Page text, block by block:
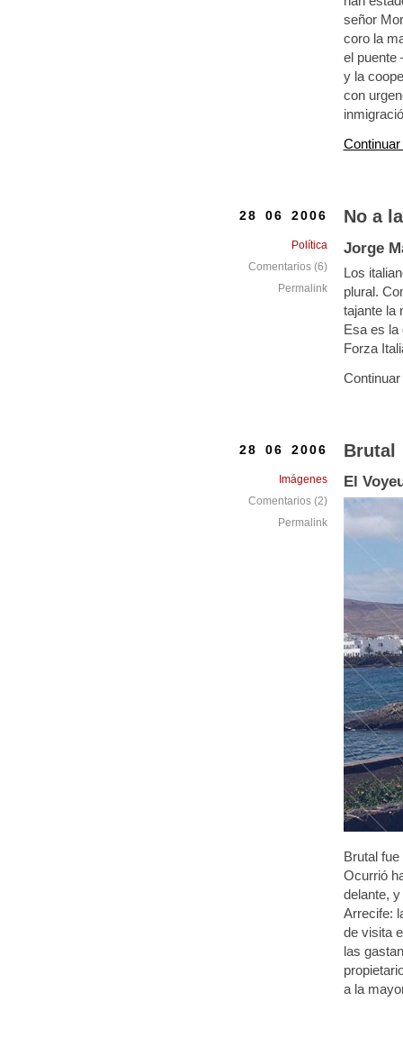
señor
coro la
el puente
y la
con
No a
Jorge
Los
plural.
tajante la
Esa es la
Forza
28 06 2006
Política
Comentarios (6)
Permalink
Brutal
El
Brutal
Ocurrió
delante,
Arrecife:
de visita
las
a la
28 06 2006
Imágenes
Comentarios (2)
Permalink